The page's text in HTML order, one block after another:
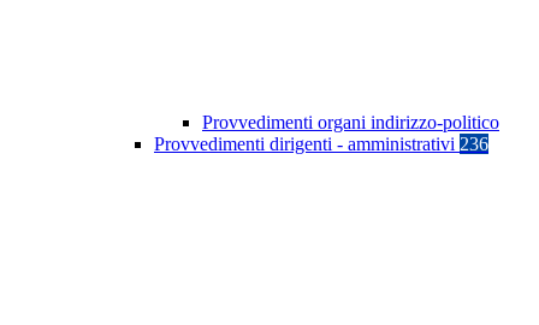
Provvedimenti organi indirizzo-politico
Provvedimenti dirigenti - amministrativi 236